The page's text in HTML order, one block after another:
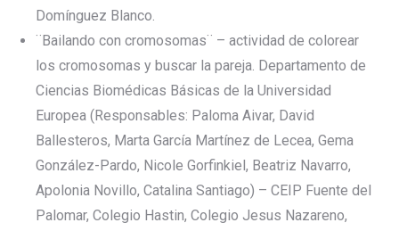
Domínguez Blanco.
¨Bailando con cromosomas¨ – actividad de colorear
los cromosomas y buscar la pareja. Departamento de
Ciencias Biomédicas Básicas de la Universidad
Europea (Responsables: Paloma Aivar, David
Ballesteros, Marta García Martínez de Lecea, Gema
González-Pardo, Nicole Gorfinkiel, Beatriz Navarro,
Apolonia Novillo, Catalina Santiago) – CEIP Fuente del
Palomar, Colegio Hastin, Colegio Jesus Nazareno,